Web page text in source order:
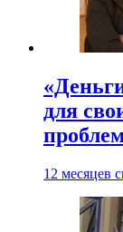
для
12 месяцев